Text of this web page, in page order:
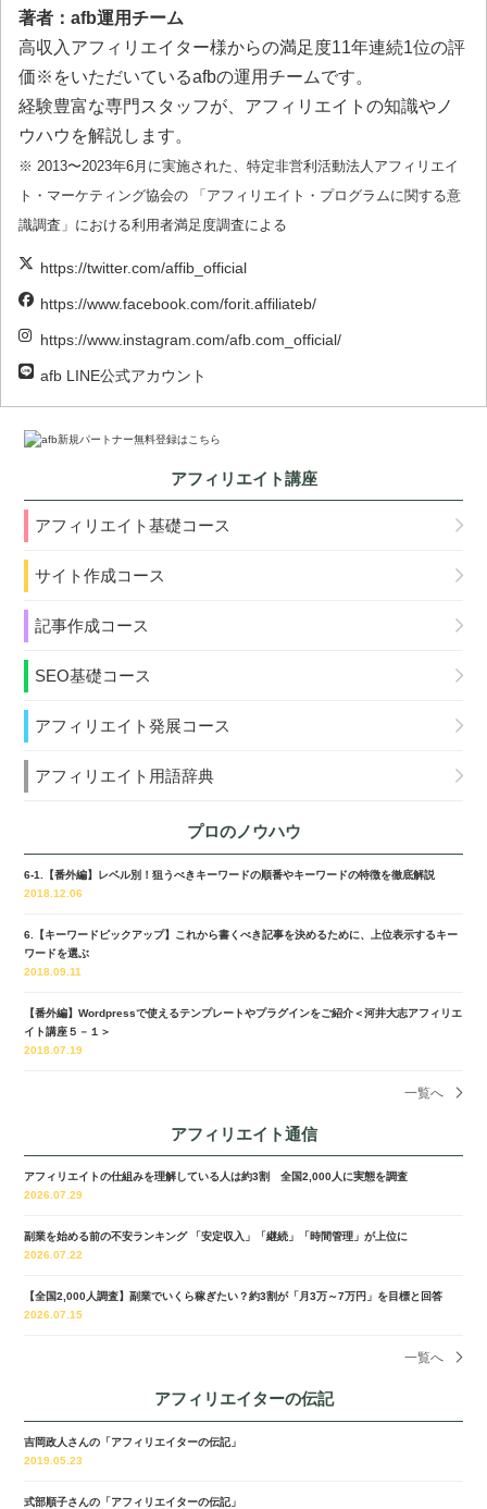
著者：afb運用チーム
高収入アフィリエイター様からの満足度11年連続1位の評
価※をいただいているafbの運用チームです。
経験豊富な専門スタッフが、アフィリエイトの知識やノ
ウハウを解説します。
※ 2013〜2023年6月に実施された、特定非営利活動法人アフィリエイ
ト・マーケティング協会の 「アフィリエイト・プログラムに関する意
識調査」における利用者満足度調査による
https://twitter.com/affib_official
https://www.facebook.com/forit.affiliateb/
https://www.instagram.com/afb.com_official/
afb LINE公式アカウント
アフィリエイト講座
アフィリエイト基礎コース
サイト作成コース
記事作成コース
SEO基礎コース
アフィリエイト発展コース
アフィリエイト用語辞典
プロのノウハウ
6-1.【番外編】レベル別！狙うべきキーワードの順番やキーワードの特徴を徹底解説
2018.12.06
6.【キーワードピックアップ】これから書くべき記事を決めるために、上位表示するキー
ワードを選ぶ
2018.09.11
【番外編】Wordpressで使えるテンプレートやプラグインをご紹介＜河井大志アフィリエ
イト講座５－１＞
2018.07.19
一覧へ
アフィリエイト通信
アフィリエイトの仕組みを理解している人は約3割 全国2,000人に実態を調査
2026.07.29
副業を始める前の不安ランキング 「安定収入」「継続」「時間管理」が上位に
2026.07.22
【全国2,000人調査】副業でいくら稼ぎたい？約3割が「月3万～7万円」を目標と回答
2026.07.15
一覧へ
アフィリエイターの伝記
吉岡政人さんの「アフィリエイターの伝記」
2019.05.23
式部順子さんの「アフィリエイターの伝記」